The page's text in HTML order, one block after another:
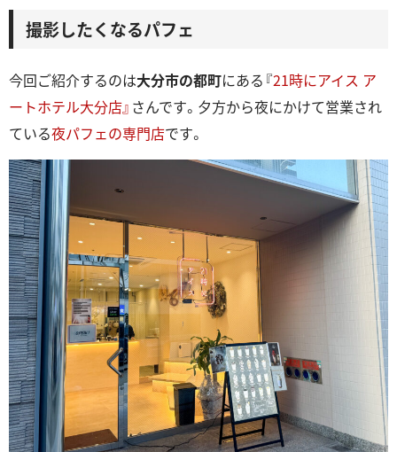
撮影したくなるパフェ
今回ご紹介するのは大分市の都町にある『21時にアイス ア
ートホテル大分店』 さんです。夕方から夜にかけて営業され
ている夜パフェの専門店です。